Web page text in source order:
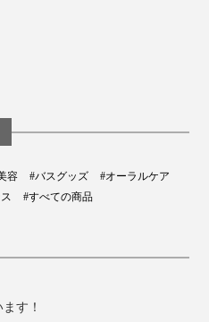
営業職の人たちは、
とれない」
』口腔洗浄器ひとつあれ
判だそうです。
湯も入れられるから、ぜん
うと、いつもより口の中が
」
した。
しみる人は、ぬるま湯（20
をよりシャキッとさせた
、とっておきエピソード
容 #バスグッズ
#オーラルケア
#すべての商品
す！